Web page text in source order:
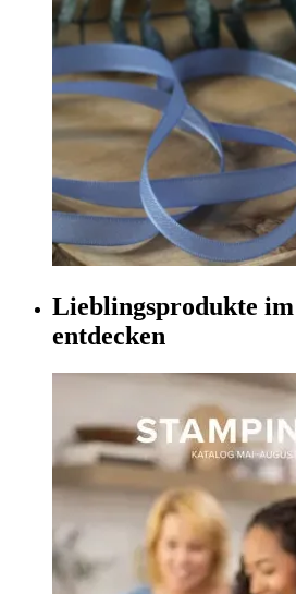
Lieblingsprodukte
entdecken